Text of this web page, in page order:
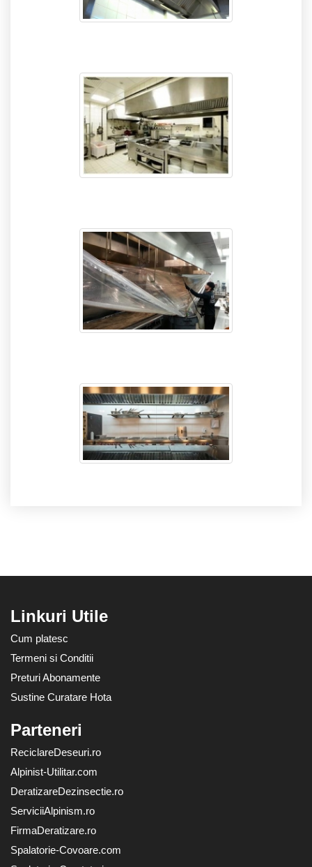
Linkuri Utile
Cum platesc
Termeni si Conditii
Preturi Abonamente
Sustine Curatare Hota
Parteneri
ReciclareDeseuri.ro
Alpinist-Utilitar.com
DeratizareDezinsectie.ro
ServiciiAlpinism.ro
FirmaDeratizare.ro
Spalatorie-Covoare.com